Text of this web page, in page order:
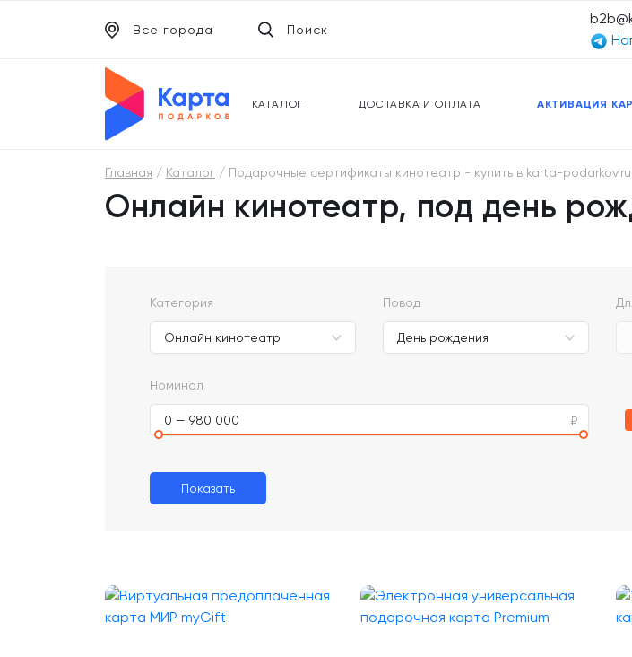
КАТАЛОГ ДОСТАВКА И ОПЛАТА АКТИВАЦИЯ
Все города Поиск
ПОДАРОЧНЫЕ КАРТЫ
Главная Каталог Подарочные сертификаты кинотеатр - купить в karta-
Онлайн кинотеатр, под день
Категория Повод
Номинал
0 — 980 000
Показать